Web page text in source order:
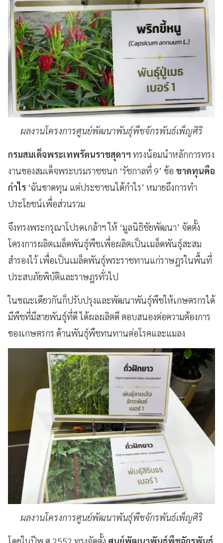
ผลงานโครงการศูนย์พัฒนาพันธุ์พืชจักรพันธ์เพ็ญศิริ
กรมสมเด็จพระเทพรัตนราชสุดาฯ ทรงน้อมนำหลักการทรง
งานของสมเด็จพระบรมราชชนก ‘รัชกาลที่ 9’ ข้อ ขาดทุนคือ
กำไร ‘ฉันขาดทุน แต่ประชาชนได้กำไร’ หมายถึงการทำ
ประโยชน์เพื่อส่วนรวม
จึงทรงพระกรุณาโปรดเกล้าฯ ให้ ‘มูลนิธิชัยพัฒนา’ จัดตั้ง
โครงการผลิตเมล็ดพันธุ์พืชเพื่อผลิตเป็นเมล็ดพันธุ์สะสม
สำรองไว้ เพื่อเป็นเมล็ดพันธุ์พระราชทานแก่ราษฎรในพื้นที่
ประสบภัยพิบัติและราษฎรทั่วไป
ในขณะเดียวกันก็ปรับปรุงและพัฒนาพันธุ์พืชให้เกษตรกรได้
มีพืชที่มีสายพันธุ์ที่ดี ได้ผลผลิตดี ตอบสนองต่อความต้องการ
ของเกษตรกร ด้านพันธุ์พืชทนทานต่อโรคและแมลง
ผลงานโครงการศูนย์พัฒนาพันธุ์พืชจักรพันธ์เพ็ญศิริ